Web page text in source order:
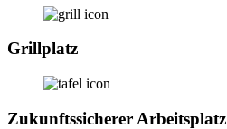
Grillplatz
Zukunfts­sicherer Arbeitsplatz